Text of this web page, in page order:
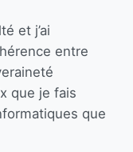
et j’ai
entre
que je fais
que